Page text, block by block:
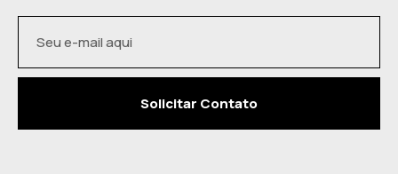
Solicitar Contato